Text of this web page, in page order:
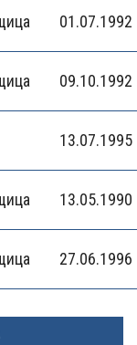
01.07.1992
09.10.1992
13.07.1995
13.05.1990
27.06.1996